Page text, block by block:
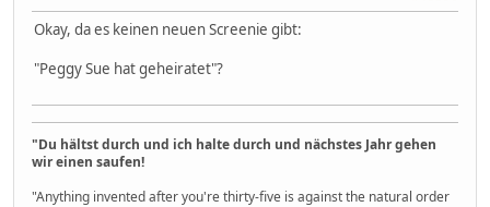
Okay, da es keinen neuen Screenie gibt:
"Peggy Sue hat geheiratet"?
"Du hältst durch und ich halte durch und nächstes Jahr gehen
wir einen saufen!
"Anything invented after you're thirty-five is against the natural order